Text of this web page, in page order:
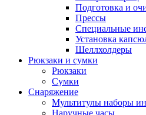
Подготовка и
Прессы
Специальные
Установка
Шеллхолдеры
Рюкзаки и сумки
Рюкзаки
Сумки
Снаряжение
Мультитулы наборы
Наручные часы